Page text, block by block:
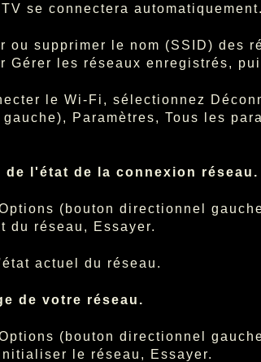
se connectera automatiquement.
ou supprimer le nom (SSID) des
Gérer les réseaux enregistrés,
le Wi-Fi, sélectionnez
Paramètres, Tous les
de l'état de la connexion réseau.
(bouton directionnel
du réseau, Essayer.
actuel du réseau.
de votre réseau.
(bouton directionnel
le réseau, Essayer.